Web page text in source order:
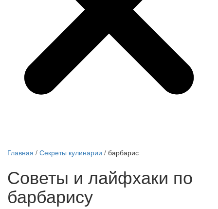
Главная / Секреты кулинарии / барбарис
Советы и лайфхаки по
барбарису